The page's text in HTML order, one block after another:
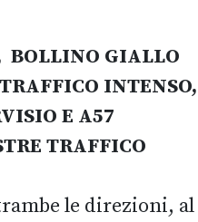
GIALLO
INTENSO,
E A57
TRAFFICO
le direzioni, al